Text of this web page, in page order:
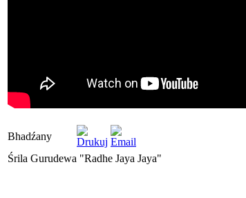
Bhadźany
Śrila Gurudewa "Radhe Jaya Jaya"